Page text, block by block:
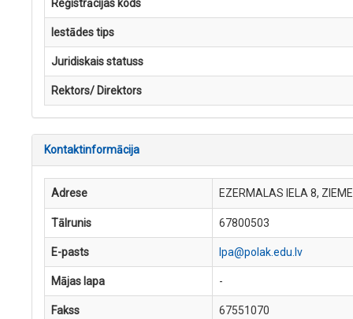
Reģistrācijas kods
Iestādes tips
Juridiskais statuss
Rektors/ Direktors
Kontaktinformācija
Adrese EZERMALAS IELA 8,
Tālrunis 67800503
E-pasts lpa@polak.edu.lv
Mājas lapa -
Fakss 67551070